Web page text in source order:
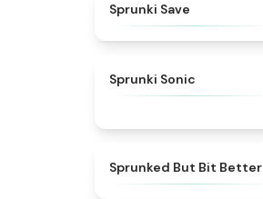
Sprunki Save
Sprunki Sonic
★
Sprunked But Bit Better